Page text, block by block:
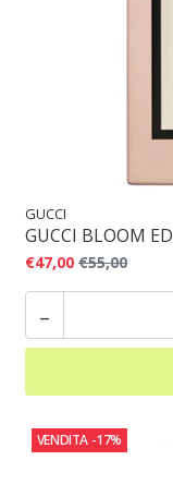
GUCCI
GUCCI BLOOM
€47,00 €55,00
-
VENDITA -17%